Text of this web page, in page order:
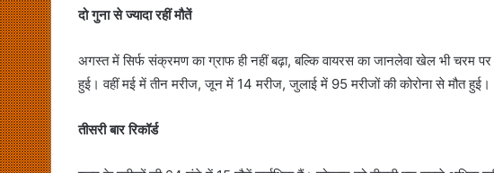
दो गुना से ज्यादा रहीं मौतें
अगस्त में सि‍र्फ संक्रमण का ग्राफ ही नहीं बढ़ा, बल्कि वायरस का जानलेवा खेल भी चरम
हुई। वहीं मई में तीन मरीज, जून में 14 मरीज, जुलाई में 95 मरीजों की कोरोना से मौत
तीसरी बार रि‍कॉर्ड